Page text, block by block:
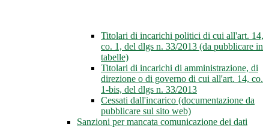
Titolari di incarichi politici di cui all'art. 14,
co. 1, del dlgs n. 33/2013 (da pubblicare in
tabelle)
Titolari di incarichi di amministrazione, di
direzione o di governo di cui all'art. 14, co.
1-bis, del dlgs n. 33/2013
Cessati dall'incarico (documentazione da
pubblicare sul sito web)
Sanzioni per mancata comunicazione dei dati